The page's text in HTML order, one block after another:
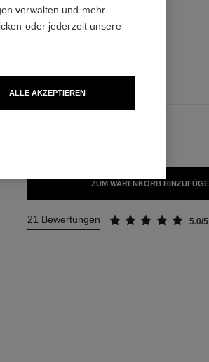
Eau de Parfum Zerstäuber
Weitere Details
ZUM WARENKORB
21 Bewertungen 5.0/5
verwalten und mehr
oder jederzeit unsere
ALLE AKZEPTIEREN